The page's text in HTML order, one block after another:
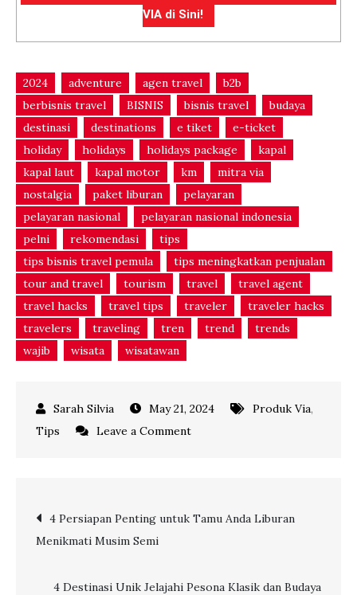
VIA di Sini!
2024 adventure agen travel
b2b
berbisnis travel
BISNIS bisnis travel
budaya
destinasi
destinations e tiket
e-ticket
holiday
holidays holidays package
kapal
kapal laut
kapal motor km
mitra via
nostalgia
paket liburan
pelayaran
pelayaran nasional
pelayaran nasional indonesia
pelni
rekomendasi
tips
tips bisnis travel pemula
tips meningkatkan penjualan
tour and travel
tourism travel
travel agent
travel hacks
travel tips traveler
traveler hacks
travelers
traveling tren trend
trends
wajib
wisata wisatawan
May 21, 2024 Produk Via,
Tips
Leave a Commenton
Menarik
Melalui
Post
4 Persiapan Penting untuk Tamu Anda Liburan
Menikmati Musim Semi
4 Destinasi Unik Jelajahi Pesona Klasik dan Budaya